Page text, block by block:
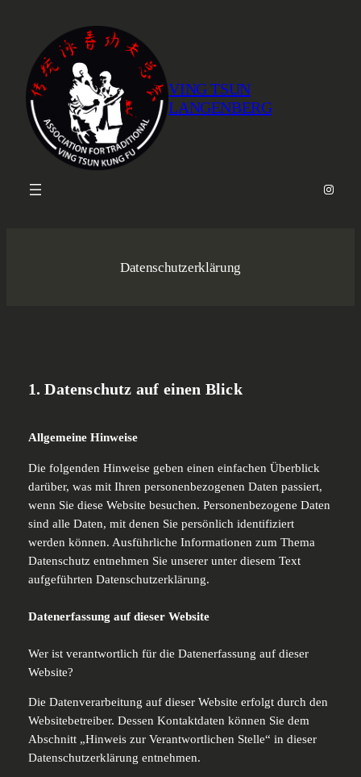
springen
VING TSUN
LANGENBERG
Datenschutzerklärung
1. Datenschutz auf einen Blick
Allgemeine Hinweise
Die folgenden Hinweise geben einen einfachen Überblick
darüber, was mit Ihren personenbezogenen Daten passiert,
wenn Sie diese Website besuchen. Personenbezogene Daten
sind alle Daten, mit denen Sie persönlich identifiziert
werden können. Ausführliche Informationen zum Thema
Datenschutz entnehmen Sie unserer unter diesem Text
aufgeführten Datenschutzerklärung.
Datenerfassung auf dieser Website
Wer ist verantwortlich für die Datenerfassung auf dieser
Website?
Die Datenverarbeitung auf dieser Website erfolgt durch den
Websitebetreiber. Dessen Kontaktdaten können Sie dem
Abschnitt „Hinweis zur Verantwortlichen Stelle“ in dieser
Datenschutzerklärung entnehmen.